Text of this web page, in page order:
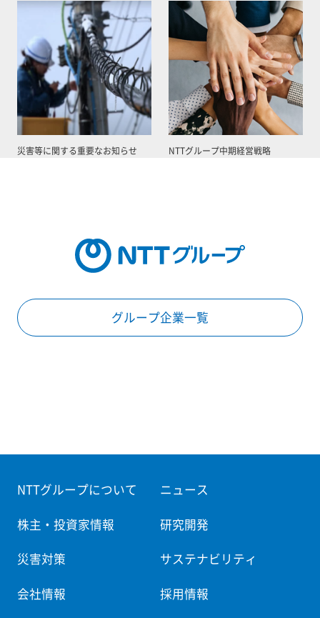
災害等に関する重要なお知らせ NTTグループ中期経営戦略
グループ企業一覧
NTTグループについて ニュース
株主・投資家情報 研究開発
災害対策 サステナビリティ
会社情報 採用情報